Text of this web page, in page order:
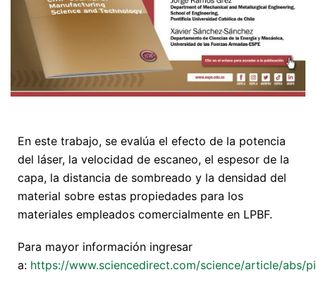
En este trabajo, se evalúa el efecto de la potencia
del láser, la velocidad de escaneo, el espesor de la
capa, la distancia de sombreado y la densidad del
material sobre estas propiedades para los
materiales empleados comercialmente en LPBF.
Para mayor información ingresar
a: https://www.sciencedirect.com/science/article/abs/